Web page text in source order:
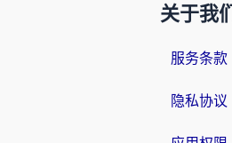
关于我们
服务条款
隐私协议